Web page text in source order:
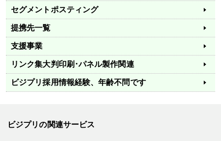
セグメントポスティング
提携先一覧
支援事業
リンク集大判印刷･パネル製作関連
ビジプリ採用情報経験、年齢不問です
ビジプリの関連サービス